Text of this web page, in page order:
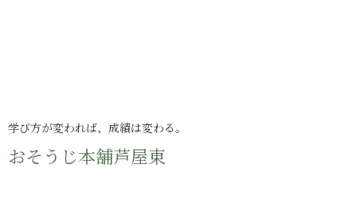
学び方が変われば、成績は変わる。
おそうじ本舗芦屋東